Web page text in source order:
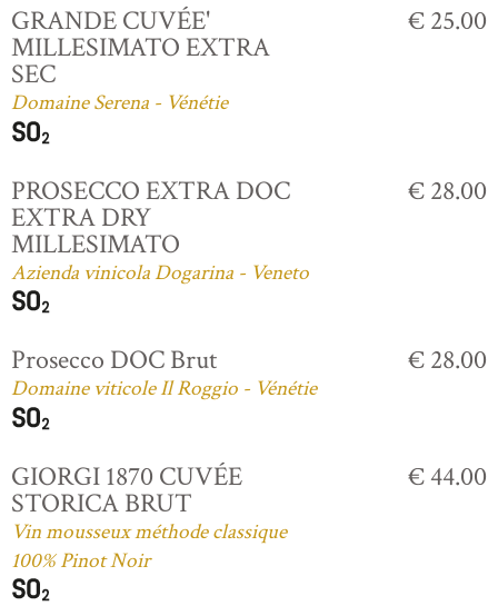
GRANDE CUVÉE'
MILLESIMATO EXTRA
SEC
Domaine Serena - Vénétie
€ 25.00
PROSECCO EXTRA DOC
EXTRA DRY
MILLESIMATO
Azienda vinicola Dogarina - Veneto
€ 28.00
Prosecco DOC Brut
Domaine viticole Il Roggio - Vénétie
€ 28.00
GIORGI 1870 CUVÉE
STORICA BRUT
Vin mousseux méthode classique
100% Pinot Noir
€ 44.00